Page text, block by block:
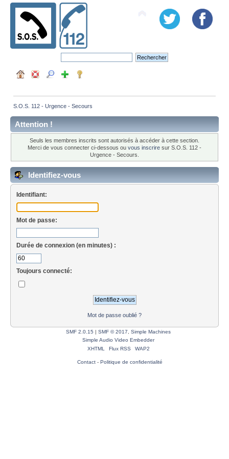
S.O.S. 112 - Urgence - Secours
Attention !
Seuls les membres inscrits sont autorisés à accéder à cette section.
Merci de vous connecter ci-dessous ou vous inscrire sur S.O.S. 112 -
Urgence - Secours.
Identifiez-vous
Identifiant:
Mot de passe:
Durée de connexion (en minutes) :
Toujours connecté:
Mot de passe oublié ?
SMF 2.0.15 | SMF © 2017
Simple Machines
Simple Audio Video Embedder
XHTML
Flux RSS WAP2
Contact- Politique de confidentialité